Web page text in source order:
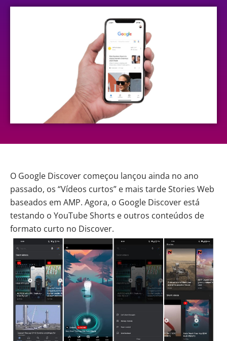
O Google Discover começou lançou ainda no ano
passado, os “Vídeos curtos” e mais tarde Stories Web
baseados em AMP. Agora, o Google Discover está
testando o YouTube Shorts e outros conteúdos de
formato curto no Discover.